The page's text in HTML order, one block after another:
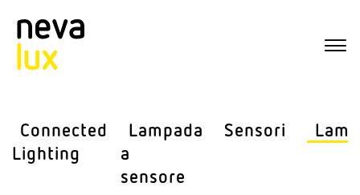
Connected
Lighting
Lampada
a
sensore
Sensori